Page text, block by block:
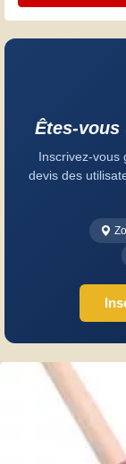
Êtes-
Inscrivez-vous
devis des